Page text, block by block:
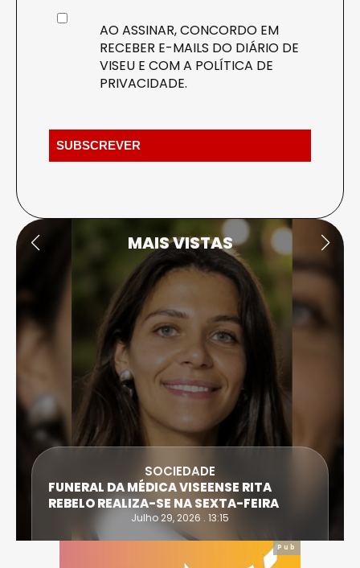
AO ASSINAR, CONCORDO EM
RECEBER E-MAILS DO DIÁRIO DE
VISEU E COM A POLÍTICA DE
PRIVACIDADE.
MAIS VISTAS
SOCIEDADE
FUNERAL DA MÉDICA VISEENSE RITA
REBELO REALIZA-SE NA SEXTA-FEIRA
Julho 29, 2026 . 13:15
Pub